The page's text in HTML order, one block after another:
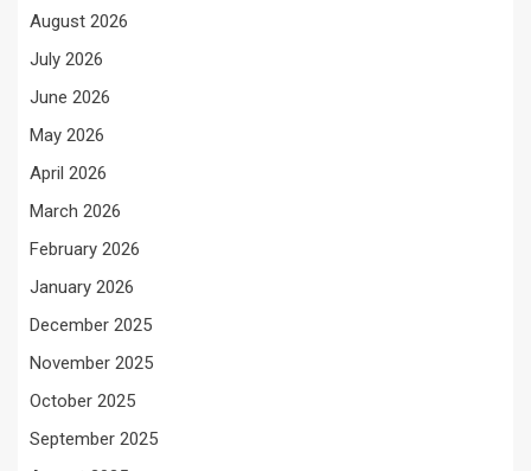
August 2026
July 2026
June 2026
May 2026
April 2026
March 2026
February 2026
January 2026
December 2025
November 2025
October 2025
September 2025